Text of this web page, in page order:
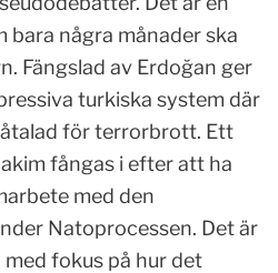
bara några månader ska
Fängslad av Erdoğan ger
turkiska system där
för terrorbrott. Ett
fångas i efter att ha
med den
Natoprocessen. Det är
fokus på hur det